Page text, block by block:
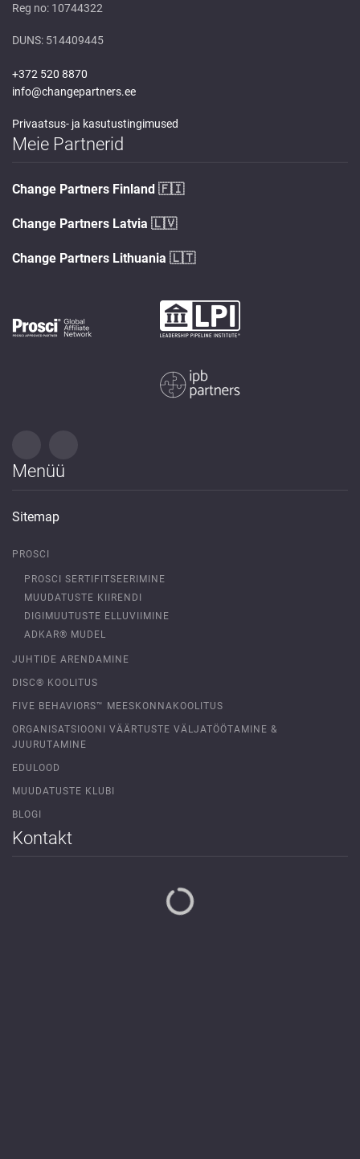
Reg no: 10744322
DUNS: 514409445
+372 520 8870
info@changepartners.ee
Privaatsus- ja kasutustingimused
Meie Partnerid
Change Partners Finland 🇫🇮
Change Partners Latvia 🇱🇻
Change Partners Lithuania 🇱🇹
Menüü
Sitemap
PROSCI
PROSCI SERTIFITSEERIMINE
MUUDATUSTE KIIRENDI
DIGIMUUTUSTE ELLUVIIMINE
ADKAR® MUDEL
JUHTIDE ARENDAMINE
DISC® KOOLITUS
FIVE BEHAVIORS™ MEESKONNAKOOLITUS
ORGANISATSIOONI VÄÄRTUSTE VÄLJATÖÖTAMINE &
JUURUTAMINE
EDULOOD
MUUDATUSTE KLUBI
BLOGI
Kontakt